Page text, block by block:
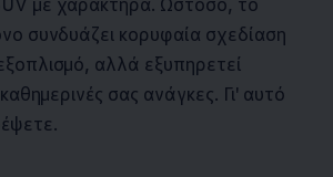
συνδυάζει κορυφαία σχεδίαση
αλλά εξυπηρετεί
καθημερινές σας ανάγκες. Γι' αυτό